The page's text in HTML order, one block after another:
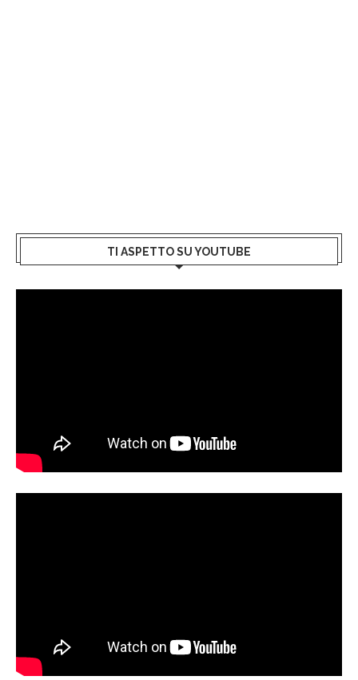
TI ASPETTO SU YOUTUBE